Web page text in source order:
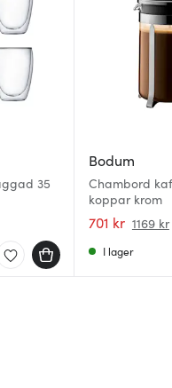
35
Bodum
Chambord
koppar krom
701 kr 1169 kr
I lager